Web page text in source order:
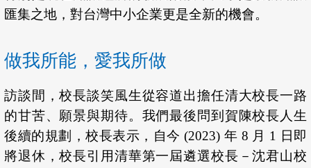
匯集之地，對台灣中小企業更是全新的機會。
做我所能，愛我所做
訪談間，校長談笑風生從容道出擔任清大校長一路
的甘苦、願景與期待。我們最後問到賀陳校長人生
後續的規劃，校長表示，自今 (2023) 年 8 月 1 日即
將退休，校長引用清華第一屆遴選校長－沈君山校